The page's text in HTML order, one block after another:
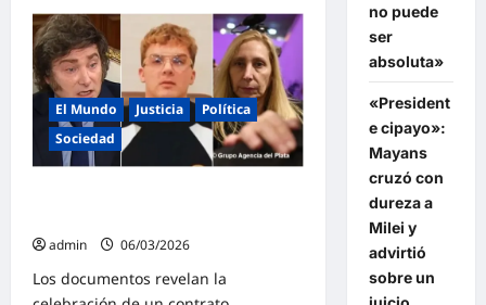
$LIBRA:
Diputados
denunciaron
en
la
Justicia
al
fiscal
Taiano
por
mal
El Mundo Justicia
Política
Sociedad
admin
06/03/2026
Los documentos revelan la
no puede
ser
absoluta»
«President
e cipayo»:
Mayans
cruzó con
dureza a
Milei y
advirtió
sobre un